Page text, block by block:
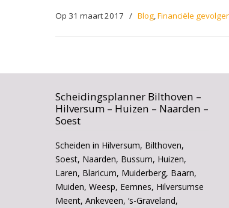
Op 31 maart 2017 / Blog,Financiële
Scheidingsplanner Bilthoven –
Hilversum – Huizen – Naarden –
Soest
Scheiden in Hilversum, Bilthoven,
Soest, Naarden, Bussum, Huizen,
Laren, Blaricum, Muiderberg, Baarn,
Muiden, Weesp, Eemnes, Hilversumse
Meent, Ankeveen, ‘s-Graveland,